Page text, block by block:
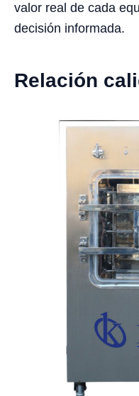
valor real de cada
decisión informada.
Relación